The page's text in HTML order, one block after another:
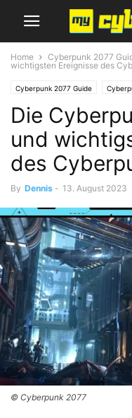
Home Cyberpunk 2077
wichtigsten Ereignisse des
Cyberpunk 2077 Guide
Die
und
des
By Dennis - 13. August 2023
© Cyberpunk 2077